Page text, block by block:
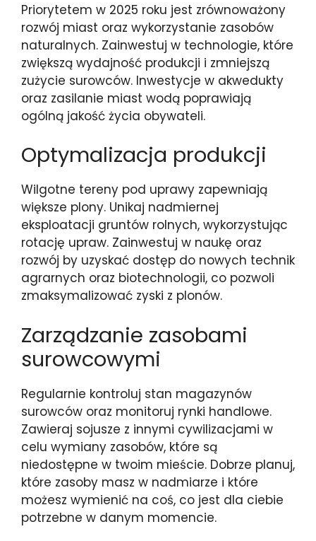
Priorytetem w 2025 roku jest zrównoważony
rozwój miast oraz wykorzystanie zasobów
naturalnych. Zainwestuj w technologie, które
zwiększą wydajność produkcji i zmniejszą
zużycie surowców. Inwestycje w akwedukty
oraz zasilanie miast wodą poprawiają
ogólną jakość życia obywateli.
Optymalizacja produkcji
Wilgotne tereny pod uprawy zapewniają
większe plony. Unikaj nadmiernej
eksploatacji gruntów rolnych, wykorzystując
rotację upraw. Zainwestuj w naukę oraz
rozwój by uzyskać dostęp do nowych technik
agrarnych oraz biotechnologii, co pozwoli
zmaksymalizować zyski z plonów.
Zarządzanie zasobami
surowcowymi
Regularnie kontroluj stan magazynów
surowców oraz monitoruj rynki handlowe.
Zawieraj sojusze z innymi cywilizacjami w
celu wymiany zasobów, które są
niedostępne w twoim mieście. Dobrze planuj,
które zasoby masz w nadmiarze i które
możesz wymienić na coś, co jest dla ciebie
potrzebne w danym momencie.